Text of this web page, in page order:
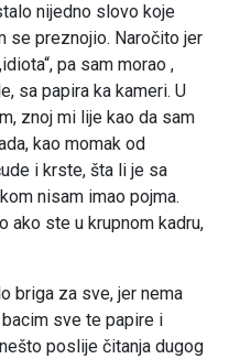
nijedno slovo koje
se preznojio. Naročito jer
pa sam morao ,
sa papira ka kameri. U
znoj mi lije kao da sam
kao momak od
i krste, šta li je sa
nisam imao pojma.
ako ste u krupnom kadru,
briga za sve, jer nema
sve te papire i
poslije čitanja dugog